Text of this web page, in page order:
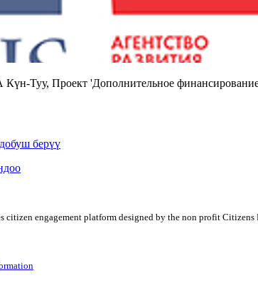
Туу, Проект 'Дополнительное
берүү
citizen engagement platform designed by the non profit Citizens